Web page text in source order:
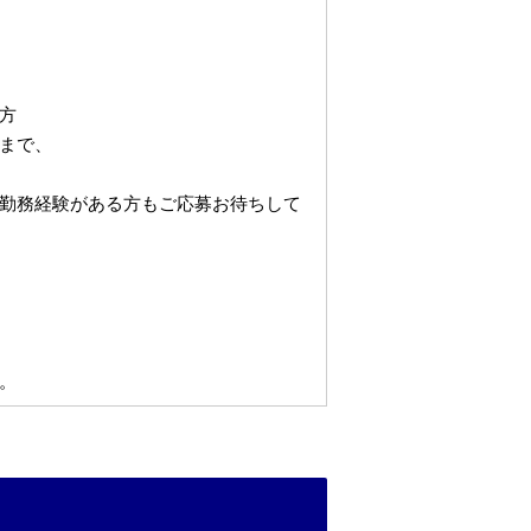
で、
務経験がある方もご応募お待ちして